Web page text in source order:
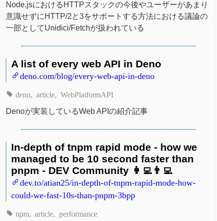
Node.jsにおけるHTTPスタックの今後やユーザーがあまり
意識せずにHTTP/2と3をサポートする方法における議論の
一部としてUnidici/Fetchが扱われている
A list of every web API in Deno
deno.com/blog/every-web-api-in-deno
deno article WebPlatformAPI
Denoが実装しているWeb APIの紹介記事
In-depth of tnpm rapid mode - how we
managed to be 10 second faster than
pnpm - DEV Community 👩‍💻👨‍💻
dev.to/atian25/in-depth-of-tnpm-rapid-mode-how-
could-we-fast-10s-than-pnpm-3bpp
npm article performance